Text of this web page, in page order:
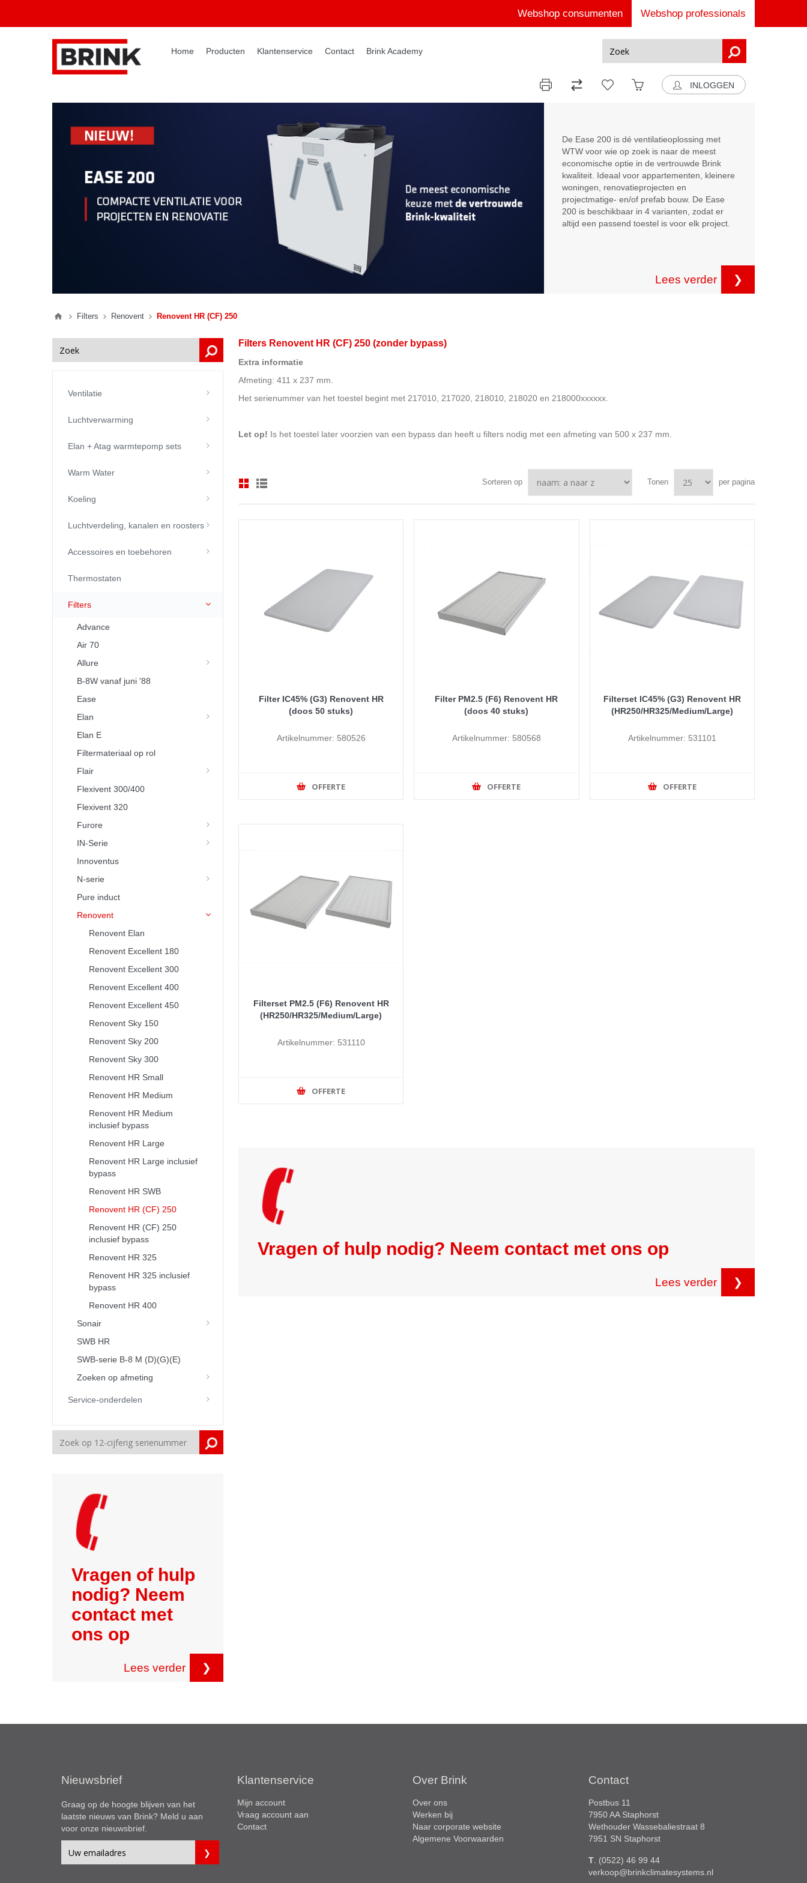
Webshop consumenten Webshop professionals
Home Producten Klantenservice Contact Brink Academy
INLOGGEN
De Ease 200 is dé ventilatieoplossing met
WTW voor wie op zoek is naar de meest
economische optie in de vertrouwde Brink
kwaliteit. Ideaal voor appartementen, kleinere
woningen, renovatieprojecten en
projectmatige- en/of prefab bouw. De Ease
200 is beschikbaar in 4 varianten, zodat er
altijd een passend toestel is voor elk project.
Lees verder ❯
Filters Renovent Renovent HR (CF) 250
Filters Renovent HR (CF) 250 (zonder bypass)
Extra informatie
Afmeting: 411 x 237 mm.
Het serienummer van het toestel begint met 217010, 217020, 218010, 218020 en 218000xxxxxx.
Let op! Is het toestel later voorzien van een bypass dan heeft u filters nodig met een afmeting van 500 x 237 mm.
Sorteren op Tonen per pagina
Filter IC45% (G3) Renovent HR
(doos 50 stuks)
Artikelnummer: 580526
OFFERTE
Filter PM2.5 (F6) Renovent HR
(doos 40 stuks)
Artikelnummer: 580568
OFFERTE
Filterset IC45% (G3) Renovent HR
(HR250/HR325/Medium/Large)
Artikelnummer: 531101
OFFERTE
Filterset PM2.5 (F6) Renovent HR
(HR250/HR325/Medium/Large)
Artikelnummer: 531110
OFFERTE
Vragen of hulp nodig? Neem contact met ons op
Lees verder ❯
Ventilatie
Luchtverwarming
Elan + Atag warmtepomp sets
Warm Water
Koeling
Luchtverdeling, kanalen en roosters
Accessoires en toebehoren
Thermostaten
Filters
Advance
Air 70
Allure
B-8W vanaf juni '88
Ease
Elan
Elan E
Filtermateriaal op rol
Flair
Flexivent 300/400
Flexivent 320
Furore
IN-Serie
Innoventus
N-serie
Pure induct
Renovent
Renovent Elan
Renovent Excellent 180
Renovent Excellent 300
Renovent Excellent 400
Renovent Excellent 450
Renovent Sky 150
Renovent Sky 200
Renovent Sky 300
Renovent HR Small
Renovent HR Medium
Renovent HR Medium
inclusief bypass
Renovent HR Large
Renovent HR Large inclusief
bypass
Renovent HR SWB
Renovent HR (CF) 250
Renovent HR (CF) 250
inclusief bypass
Renovent HR 325
Renovent HR 325 inclusief
bypass
Renovent HR 400
Sonair
SWB HR
SWB-serie B-8 M (D)(G)(E)
Zoeken op afmeting
Service-onderdelen
Vragen of hulp
nodig? Neem
contact met
ons op
Lees verder ❯
Nieuwsbrief
Graag op de hoogte blijven van het
laatste nieuws van Brink? Meld u aan
voor onze nieuwsbrief.
Klantenservice
Mijn account
Vraag account aan
Contact
Over Brink
Over ons
Werken bij
Naar corporate website
Algemene Voorwaarden
Contact
Postbus 11
7950 AA Staphorst
Wethouder Wassebaliestraat 8
7951 SN Staphorst
T. (0522) 46 99 44
verkoop@brinkclimatesystems.nl